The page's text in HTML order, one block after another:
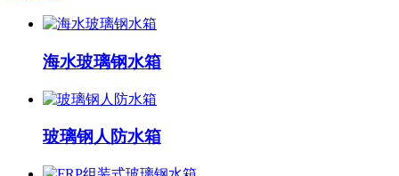
海水玻璃钢水箱
玻璃钢人防水箱